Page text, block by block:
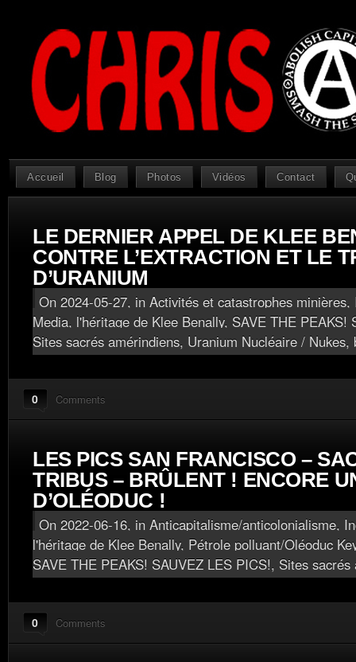
Accueil Blog Photos Vidéos Contact
LE DERNIER APPEL DE KLEE
CONTRE L’EXTRACTION ET LE
D’URANIUM
On 2024-05-27, in Activités et catastrophes minières,
Media, l'héritage de Klee Benally, SAVE THE PEAKS!
Sites sacrés amérindiens, Uranium Nucléaire / Nukes,
0 Comments
LES PICS SAN FRANCISCO –
TRIBUS – BRÛLENT ! ENCORE
D’OLÉODUC !
On 2022-06-16, in Anticapitalisme/anticolonialisme,
l'héritage de Klee Benally, Pétrole polluant/Oléoduc
SAVE THE PEAKS! SAUVEZ LES PICS!, Sites sacrés
0 Comments